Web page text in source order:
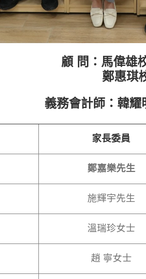
顧 問：馬偉雄
鄭惠琪
義務會計師：韓耀
家長委員
鄭嘉樂先生
施輝宇先生
溫瑞珍女士
趙 寧女士